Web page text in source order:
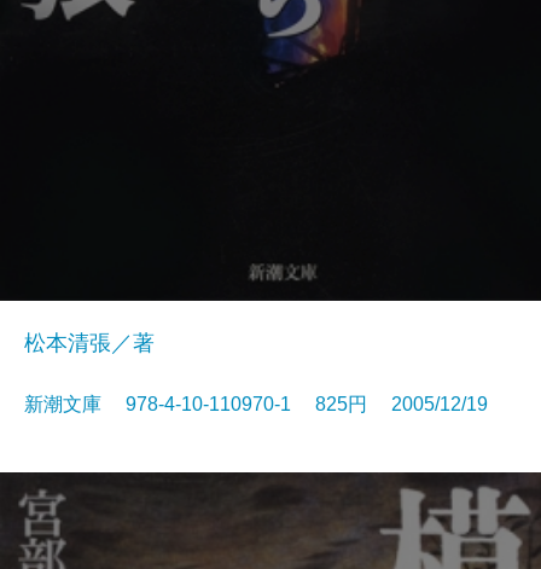
松本清張／著
新潮文庫 978-4-10-110970-1 825円 2005/12/19